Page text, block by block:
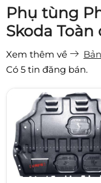
Phụ tùng
Skoda
Xem thêm về
Có 5 tin đăng bán.